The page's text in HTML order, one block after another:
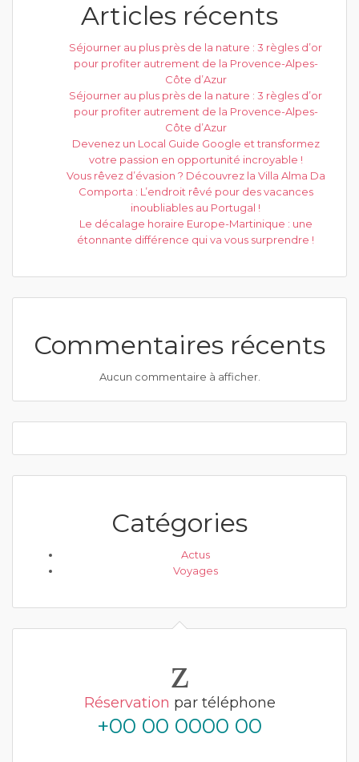
Articles récents
Séjourner au plus près de la nature : 3 règles d’or
pour profiter autrement de la Provence-Alpes-
Côte d’Azur
Séjourner au plus près de la nature : 3 règles d’or
pour profiter autrement de la Provence-Alpes-
Côte d’Azur
Devenez un Local Guide Google et transformez
votre passion en opportunité incroyable !
Vous rêvez d’évasion ? Découvrez la Villa Alma Da
Comporta : L’endroit rêvé pour des vacances
inoubliables au Portugal !
Le décalage horaire Europe-Martinique : une
étonnante différence qui va vous surprendre !
Commentaires récents
Aucun commentaire à afficher.
Catégories
Actus
Voyages
Réservation par téléphone
+00 00 0000 00